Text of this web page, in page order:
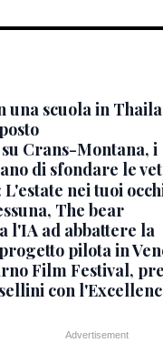
una scuola in
Crans-Montana, i
di sfondare le
L'estate nei tuoi
The bear
l'IA ad abbattere la
pilota in
Film Festival,
con